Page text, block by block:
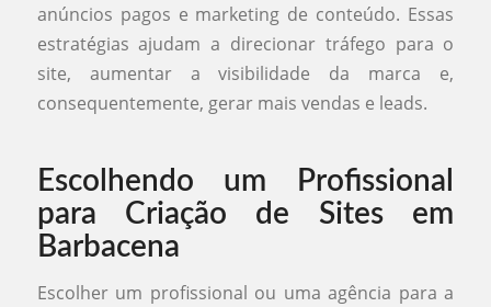
anúncios pagos e marketing de conteúdo. Essas
estratégias ajudam a direcionar tráfego para o
site, aumentar a visibilidade da marca e,
consequentemente, gerar mais vendas e leads.
Escolhendo um Profissional
para Criação de Sites em
Barbacena
Escolher um profissional ou uma agência para a